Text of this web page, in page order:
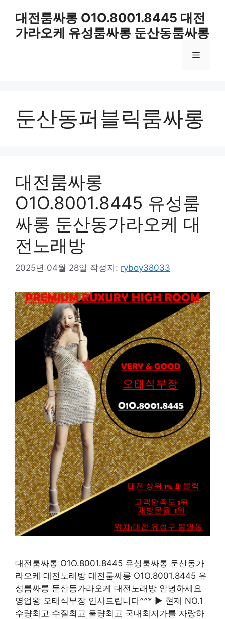
대전룸싸롱 O1O.8001.8445 대전
가라오케 유성룸싸롱 둔산동룸싸롱
메
둔산동퍼블릭룸싸롱
대전룸싸롱
O1O.8001.8445 유성룸
싸롱 둔산동가라오케 대
전노래방
2025년 04월 28일 작성자: ryboy38033
대전룸싸롱 O1O.8001.8445 유성룸싸롱 둔산동가
라오케 대전노래방 대전룸싸롱 O1O.8001.8445 유
성룸싸롱 둔산동가라오케 대전노래방 안녕하세요
영업왕 오태식부장 인사드립니다^^* ▶ 현재 NO.1
수량최고 수질최고 물량최고 국내최저가를 자랑하